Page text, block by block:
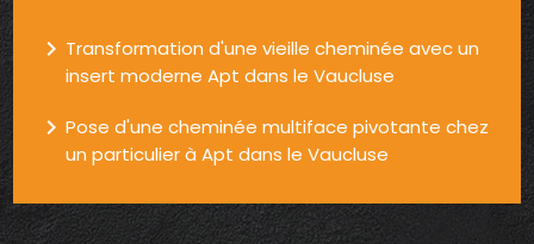
navigate_next Transformation d'une vieille cheminée avec un
insert moderne Apt dans le Vaucluse
navigate_nextPose d'une cheminée multiface pivotante chez
un particulier à Apt dans le Vaucluse